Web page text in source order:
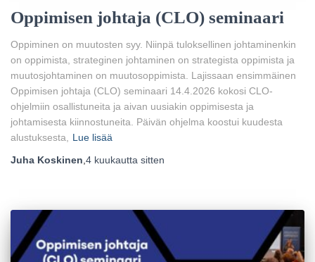
Oppimisen johtaja (CLO) seminaari
Oppiminen on muutosten syy. Niinpä tuloksellinen johtaminenkin
on oppimista, strateginen johtaminen on strategista oppimista ja
muutosjohtaminen on muutosoppimista. Lajissaan ensimmäinen
Oppimisen johtaja (CLO) seminaari 14.4.2026 kokosi CLO-
ohjelmiin osallistuneita ja aivan uusiakin oppimisesta ja
johtamisesta kiinnostuneita. Päivän ohjelma koostui kuudesta
alustuksesta,
Lue lisää
Juha Koskinen 4 kuukautta sitten